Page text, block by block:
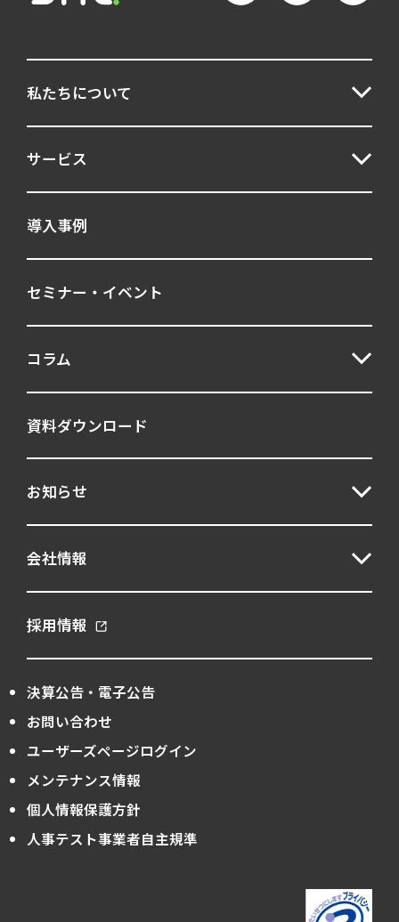
私たちについて
サービス
導入事例
セミナー・イベント
コラム
資料ダウンロード
お知らせ
会社情報
採用情報
決算公告・電子公告
お問い合わせ
ユーザーズページログイン
メンテナンス情報
個人情報保護方針
人事テスト事業者自主規準